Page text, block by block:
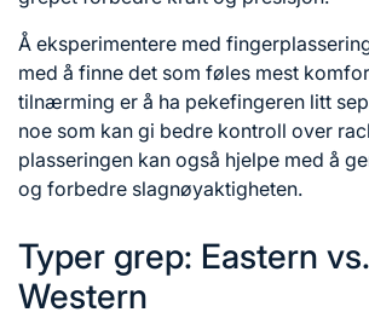
Å eksperimentere med
med å finne det som føles mest
tilnærming er å ha pekefingeren litt
noe som kan gi bedre kontroll over
plasseringen kan også hjelpe med å
og forbedre slagnøyaktigheten.
Typer grep: Eastern
Western